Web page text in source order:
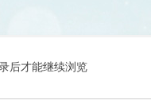
后才能继续浏览